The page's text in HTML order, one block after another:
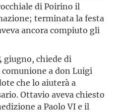
di Poirino il
terminata la festa
ancora compiuto gli
giugno, chiede di
a don Luigi
che lo aiuterà a
Ottavio aveva chiesto
a Paolo VI e il